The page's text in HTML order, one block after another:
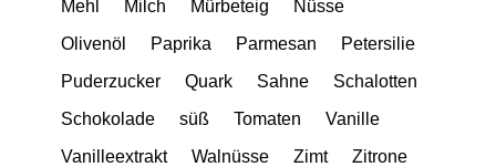
Mehl
Milch Mürbeteig
Nüsse
Olivenöl
Paprika Parmesan
Petersilie
Puderzucker
Quark Sahne
Schalotten
Schokolade
süß Tomaten
Vanille
Vanilleextrakt
Walnüsse Zimt
Zitrone